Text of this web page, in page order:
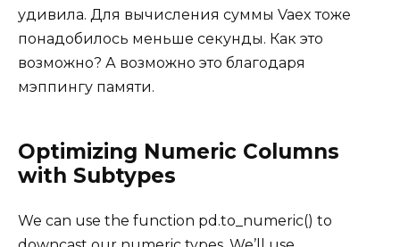
удивила. Для вычисления суммы Vaex тоже
понадобилось меньше секунды. Как это
возможно? А возможно это благодаря
мэппингу памяти.
Optimizing Numeric Columns
with Subtypes
We can use the function pd.to_numeric() to